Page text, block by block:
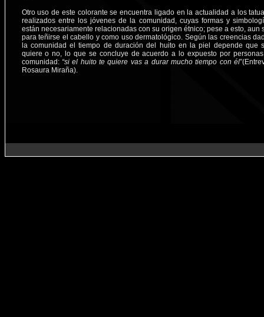
Otro uso de este colorante se encuentra ligado en la actualidad a los
realizados entre los jóvenes de la comunidad, cuyas formas y
están necesariamente relacionadas con su origen étnico; pese a esto, aun
para teñirse el cabello y como uso dermatológico. Según las creencias
la comunidad el tiempo de duración del huito en la piel depende que
quiere o no, lo que se concluye de acuerdo a lo expuesto por
comunidad: “si el huito te quiere vas a durar mucho tiempo con él
Rosaura Miraña).